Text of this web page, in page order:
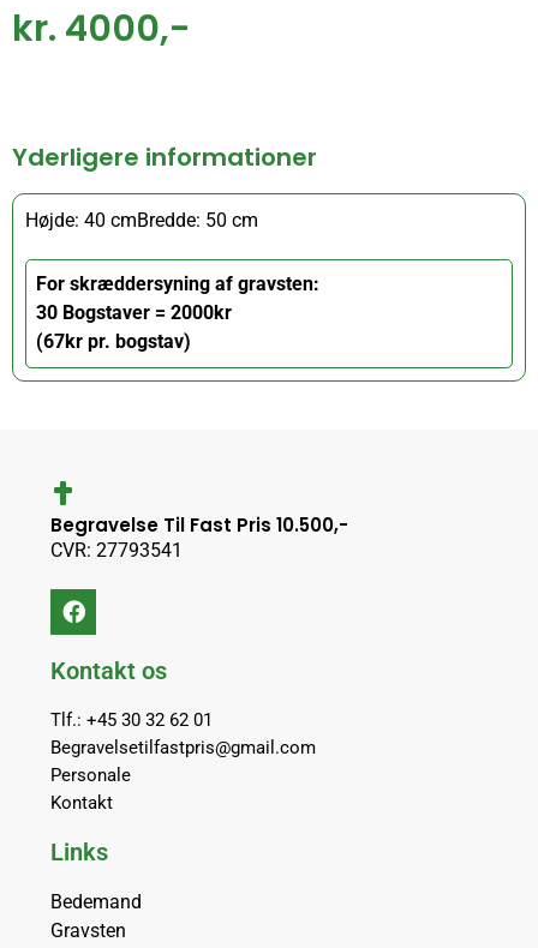
kr. 4000,-
Yderligere informationer
Højde: 40 cmBredde: 50 cm
For skræddersyning af gravsten:
30 Bogstaver = 2000kr
(67kr pr. bogstav)
Begravelse Til Fast Pris 10.500,-
CVR: 27793541
Kontakt os
Tlf.: +45 30 32 62 01
Begravelsetilfastpris@gmail.com
Personale
Kontakt
Links
Bedemand
Gravsten